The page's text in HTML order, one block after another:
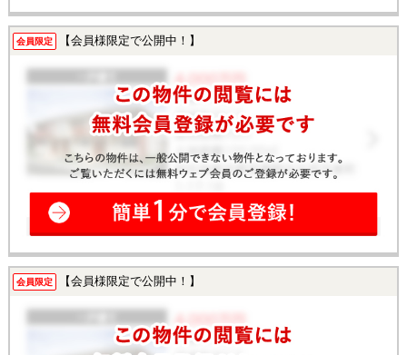
会員限定 【会員様限定で公開中！】
会員限定 【会員様限定で公開中！】